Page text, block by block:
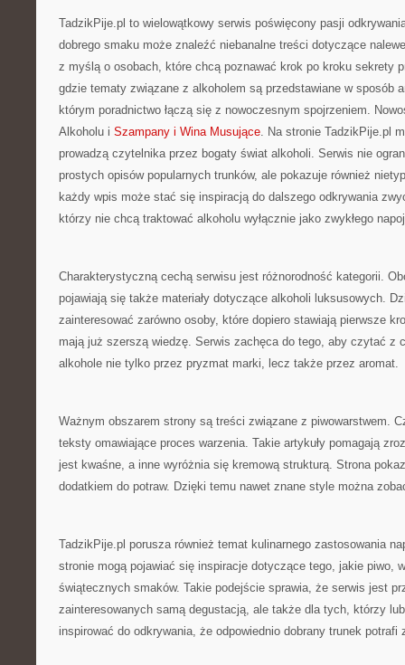
TadzikPije.pl to wielowątkowy serwis poświęcony pasji
dobrego smaku może znaleźć niebanalne treści dotyczące
z myślą o osobach, które chcą poznawać krok po kroku sekrety
gdzie tematy związane z alkoholem są przedstawiane w sposób
którym poradnictwo łączą się z nowoczesnym spojrzeniem.
Alkoholu i Szampany i Wina Musujące. Na stronie TadzikPije.pl
prowadzą czytelnika przez bogaty świat alkoholi. Serwis nie
prostych opisów popularnych trunków, ale pokazuje również
każdy wpis może stać się inspiracją do dalszego odkrywania
którzy nie chcą traktować alkoholu wyłącznie jako zwykłego
Charakterystyczną cechą serwisu jest różnorodność kategorii.
pojawiają się także materiały dotyczące alkoholi luksusowych.
zainteresować zarówno osoby, które dopiero stawiają pierwsze
mają już szerszą wiedzę. Serwis zachęca do tego, aby czytać z
alkohole nie tylko przez pryzmat marki, lecz także przez aromat.
Ważnym obszarem strony są treści związane z piwowarstwem.
teksty omawiające proces warzenia. Takie artykuły pomagają
jest kwaśne, a inne wyróżnia się kremową strukturą. Strona
dodatkiem do potraw. Dzięki temu nawet znane style można
TadzikPije.pl porusza również temat kulinarnego zastosowania
stronie mogą pojawiać się inspiracje dotyczące tego, jakie piwo,
świątecznych smaków. Takie podejście sprawia, że serwis jest
zainteresowanych samą degustacją, ale także dla tych, którzy
inspirować do odkrywania, że odpowiednio dobrany trunek potrafi